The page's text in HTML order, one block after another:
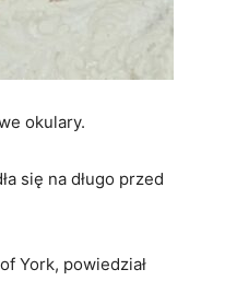
okulary.
się na długo przed
York, powiedział